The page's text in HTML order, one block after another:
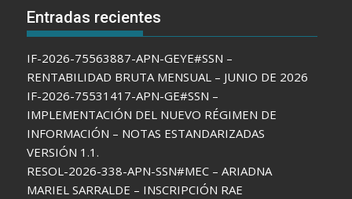
Entradas recientes
IF-2026-75563887-APN-GEYE#SSN –
RENTABILIDAD BRUTA MENSUAL – JUNIO DE 2026
IF-2026-75531417-APN-GE#SSN –
IMPLEMENTACIÓN DEL NUEVO RÉGIMEN DE
INFORMACIÓN – NOTAS ESTANDARIZADAS
VERSIÓN 1.1.
RESOL-2026-338-APN-SSN#MEC – ARIADNA
MARIEL SARRALDE – INSCRIPCIÓN RAE